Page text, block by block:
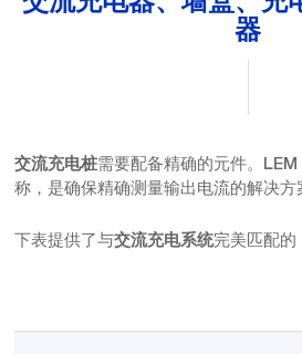
器
交流充电桩需要配备精确的元件。
称，是确保精确测量输出电流的解决方
下表提供了与交流充电系统完美匹配的